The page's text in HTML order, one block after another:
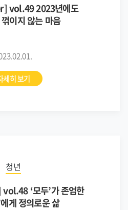
vol.49 2023년에도
이지 않는 마음
세히 보기
청년
‘모두’가 존엄한
게 정의로운 삶